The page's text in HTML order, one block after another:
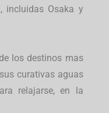
incluidas Osaka y
los destinos mas
curativas aguas
relajarse, en la